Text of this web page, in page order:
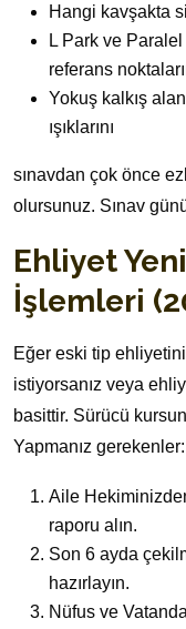
Hangi kavşakta
L Park ve
referans
Yokuş kalkış
ışıklarını
sınavdan çok önce
olursunuz. Sınav
Ehliyet
İşlemleri
Eğer eski tip
istiyorsanız veya
basittir. Sürücü
Yapmanız gerekenler:
Aile
raporu alın.
Son 6 ayda
hazırlayın.
Nüfus ve